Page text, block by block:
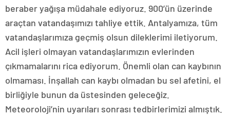
beraber yağışa müdahale ediyoruz. 900’ün üzerinde
araçtan vatandaşımızı tahliye ettik. Antalyamıza, tüm
vatandaşlarımıza geçmiş olsun dileklerimi iletiyorum.
Acil işleri olmayan vatandaşlarımızın evlerinden
çıkmamalarını rica ediyorum. Önemli olan can kaybının
olmaması. İnşallah can kaybı olmadan bu sel afetini, el
birliğiyle bunun da üstesinden geleceğiz.
Meteoroloji’nin uyarıları sonrası tedbirlerimizi almıştık.